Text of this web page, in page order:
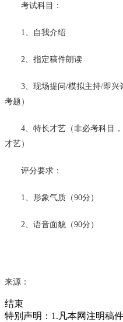
考试科目：
1、自我介绍
2、指定稿件朗读
3、现场提问/模拟主持/即兴
考题）
4、特长才艺（非必考科目，
才艺）
评分要求：
1、形象气质（90分）
2、语音面貌（90分）
来源：
结束
特别声明：1.凡本网注明稿